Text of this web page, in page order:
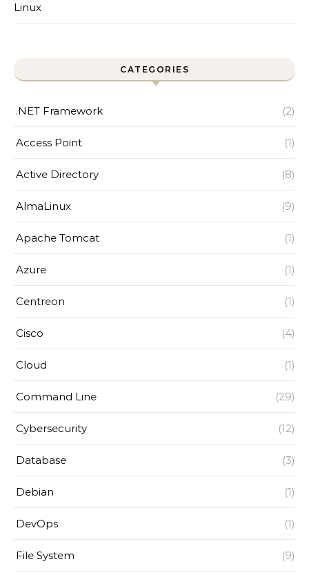
Linux
CATEGORIES
.NET Framework (2)
Access Point (1)
Active Directory (8)
AlmaLinux (9)
Apache Tomcat (1)
Azure (1)
Centreon (1)
Cisco (4)
Cloud (1)
Command Line (29)
Cybersecurity (12)
Database (3)
Debian (1)
DevOps (1)
File System (9)